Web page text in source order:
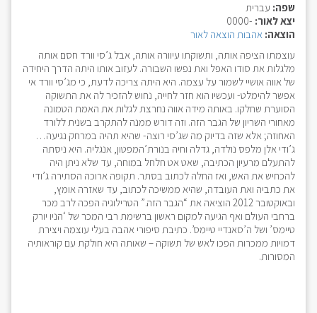
שפה: עברית
יצא לאור: -0000
הוצאה: אהבות הוצאה לאור
עוצמתו הציפה אותה, ותשוקתו עיוורה אותה, אבל ג’סי וורד חסם אותה
מלגלות את סודו האפל ואת נפשו השבורה. לעזוב אותו היתה הדרך היחידה
של אווה אושיי לשמור על עצמה. היא היתה צריכה לדעת, כי מג’סי וורד אי
אפשר להימלט- ועכשיו הוא חזר לחייה, נחוש להזכיר לה את התשוקה
הסוערת שחלקו. באותה מידה אווה נחרצת לגלות את האמת הטמונה
מאחורי השריון של הגבר הזה. וזה דורש ממנה להתקרב בשנית ללורד
האחוזה; אלא שזה בדיוק מה שג’סי רוצה- שהיא תהיה במרחק נגיעה…
ג’ודי אלן מלפס נולדה, גדלה וחיה בנורת’המפטון, אנגליה. היא ניסתה
להתעלם מרעיון הכתיבה, שאט אט חלחל במוחה, עד שלא ניתן היה
להכחיש את האש, ואז החלה לכתוב בסתר. תקופה ארוכה הסתירה ג’ודי
את כתביה ואת העובדה, שהיא ממשיכה לכתוב, עד שאזרה אומץ,
ובאוקטובר 2012 הוציאה את “הגבר הזה.” הטרילוגיה הפכה לרב מכר
ברחבי העולם ואף הגיעה למקום ראשון ברשימת רבי המכר של ‘הניו יורק
טיימס’ ושל ה’סאנדיי טיימס’. כתיבת סיפורי אהבה בעלי עוצמה ויצירת
דמויות ממכרות הפכו לאש של תשוקה – שאותה היא חולקת עם קוראותיה
המסורות.